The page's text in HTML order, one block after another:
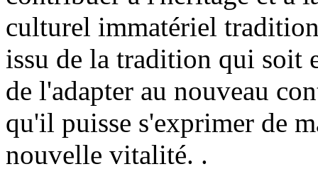
culturel immatériel
issu de la tradition qui soit
de l'adapter au nouveau
qu'il puisse s'exprimer de
nouvelle vitalité. .